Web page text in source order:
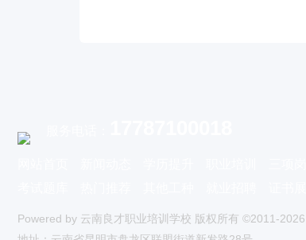
Powered by 云南良才职业培训学校 版权所有 ©2011-2026